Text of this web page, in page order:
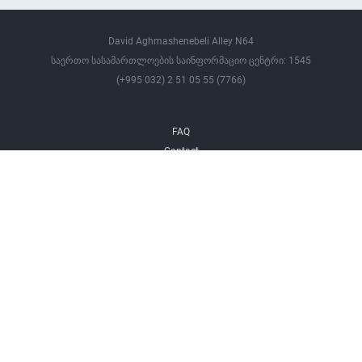
David Aghmashenebeli Alley N64
საერთო სასამართლოების საინფორმაციო ცენტრი: 1545
(+995 032) 2 51 05 55 (7766)
FAQ
Contact